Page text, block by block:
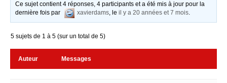
Ce sujet contient 4 réponses, 4 participants et a été mis à jour pour la
dernière fois par
xavierdams, leil y a 20 années et 7 mois.
5 sujets de 1 à 5 (sur un total de 5)
Auteur Messages